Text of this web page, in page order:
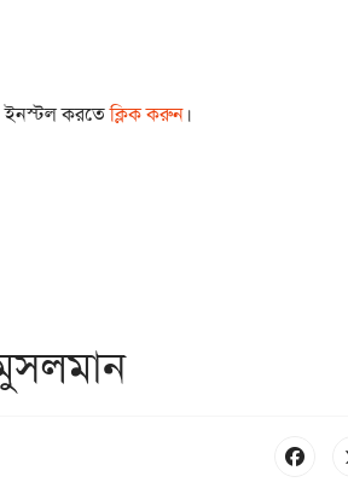
ইনস্টল করতেক্লিক করুন।